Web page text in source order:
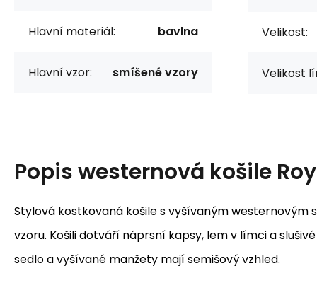
Hlavní materiál: bavlna
Hlavní vzor: smíšené vzory
Velikost:
Velikost
Popiswesternová košile Roy
Stylová kostkovaná košile s vyšívaným westernovým
vzoru. Košili dotváří náprsní kapsy, lem v límci a
sedlo a vyšívané manžety mají semišový vzhled.